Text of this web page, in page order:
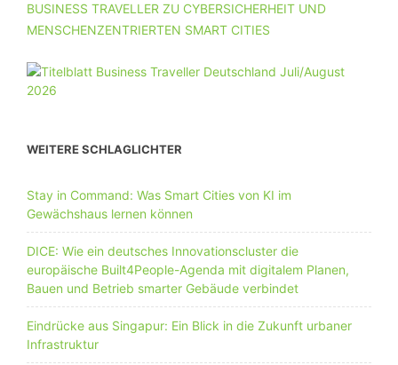
BUSINESS TRAVELLER ZU CYBERSICHERHEIT UND
MENSCHENZENTRIERTEN SMART CITIES
WEITERE SCHLAGLICHTER
Stay in Command: Was Smart Cities von KI im
Gewächshaus lernen können
DICE: Wie ein deutsches Innovationscluster die
europäische Built4People-Agenda mit digitalem Planen,
Bauen und Betrieb smarter Gebäude verbindet
Eindrücke aus Singapur: Ein Blick in die Zukunft urbaner
Infrastruktur